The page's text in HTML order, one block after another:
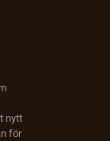
nytt
för